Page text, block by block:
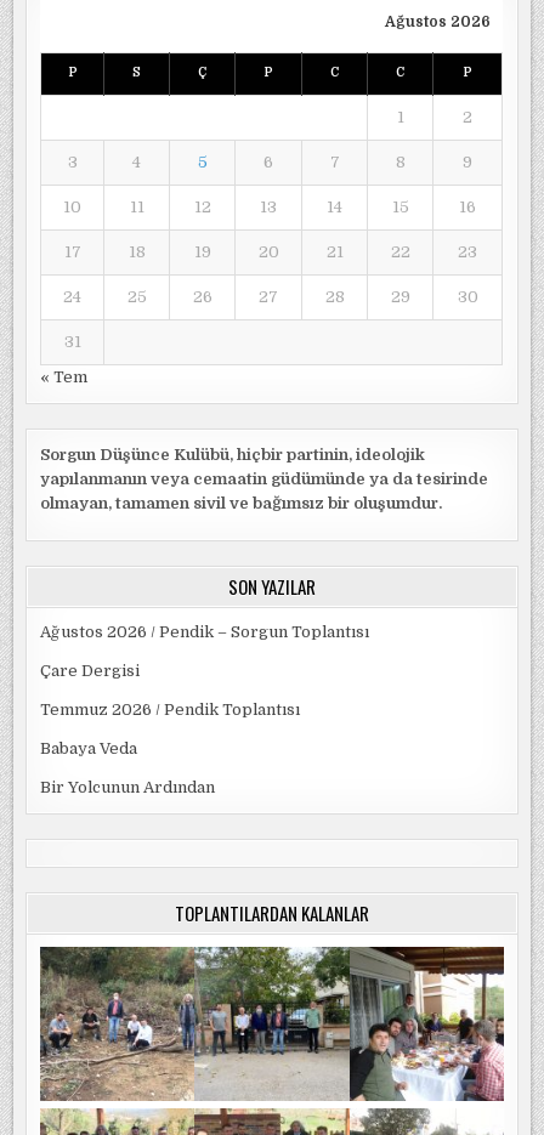
Ağustos 2026
P S Ç P C C P
1 2
3 4 5 6 7 8 9
10 11 12 13 14 15 16
17 18 19 20 21 22 23
24 25 26 27 28 29 30
31
« Tem
Sorgun Düşünce Kulübü, hiçbir partinin, ideolojik
yapılanmanın veya cemaatin güdümünde ya da tesirinde
olmayan, tamamen sivil ve bağımsız bir oluşumdur.
SON YAZILAR
Ağustos 2026 / Pendik – Sorgun Toplantısı
Çare Dergisi
Temmuz 2026 / Pendik Toplantısı
Babaya Veda
Bir Yolcunun Ardından
TOPLANTILARDAN KALANLAR